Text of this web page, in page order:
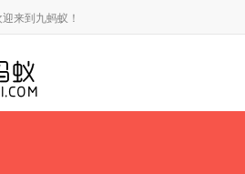
来到九蚂蚁！